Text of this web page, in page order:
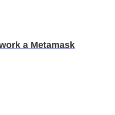
a Metamask